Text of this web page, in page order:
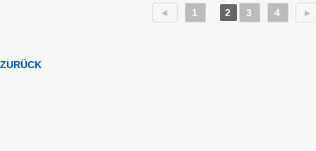
◄ 1 2 3 4 ►
ZURÜCK